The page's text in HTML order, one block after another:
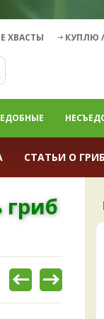
ХВАСТЫ КУПЛЮ
СТАТЬИ О
гриб